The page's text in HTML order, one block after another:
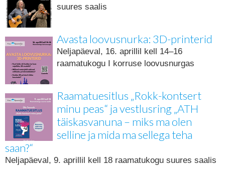
suures saalis
Avasta loovusnurka: 3D-printerid
Neljapäeval, 16. aprillil kell 14–16
raamatukogu I korruse loovusnurgas
Raamatuesitlus „Rokk-kontsert
minu peas“ ja vestlusring „ATH
täiskasvanuna – miks ma olen
selline ja mida ma sellega teha
saan?“
Neljapäeval, 9. aprillil kell 18 raamatukogu suures saalis